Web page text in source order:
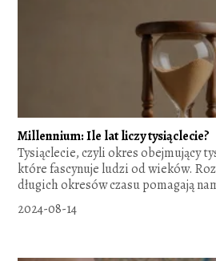
Millennium: Ile lat liczy tysiąclecie?
Tysiąclecie, czyli okres obejmujący
które fascynuje ludzi od wieków.
długich okresów czasu pomagają
2024-08-14